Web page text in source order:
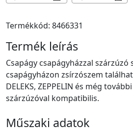
Termékkód: 8466331
Termék leírás
Csapágy csapágyházzal
csapágyházon zsírzószem
DELEKS, ZEPPELIN és még
szárzúzóval kompatibilis.
Műszaki adatok